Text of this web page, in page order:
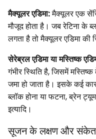
मैक्यूलर एडिमा:मैक्यूलर एक
मौजूद होता है। जब रेटिना के
लगता है तो मैक्यूलर एडिमा की
सेरेब्रल एडिमा या मस्तिष्क
गंभीर स्थिति है, जिसमें
जमा हो जाता है। इसके कई
ब्लॉक होना या फटना, ब्रेन
इत्यादि।
सूजन के लक्षण और संकेत